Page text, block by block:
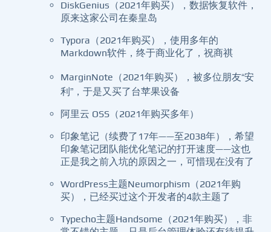
DiskGenius（2021年购买），数据恢复软件，
原来这家公司在秦皇岛
Typora（2021年购买），使用多年的
Markdown软件，终于商业化了，祝商祺
MarginNote（2021年购买），被多位朋友“安
利”，于是又买了台苹果设备
阿里云 OSS（2021年购买多年）
印象笔记（续费了17年——至2038年），希望
印象笔记团队能优化笔记的打开速度——这也
正是我之前入坑的原因之一，可惜现在没有了
WordPress主题Neumorphism（2021年购
买），已经买过这个开发者的4款主题了
Typecho主题Handsome（2021年购买），非